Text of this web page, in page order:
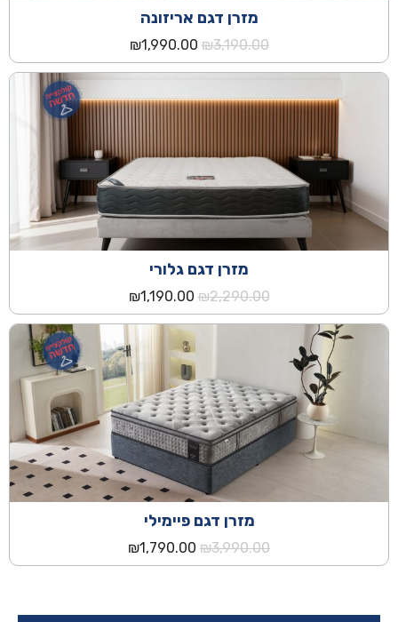
מזרן דגם אריזונה
₪3,190.00
המחיר
המקורי
היה:
₪3,190.00.
₪1,990.00
הנוכחי
הוא:
₪1,990.00.
מזרן דגם גלורי
₪2,290.00
המחיר
המקורי
היה:
₪2,290.00.
₪1,190.00
הנוכחי
הוא:
₪1,190.00.
מזרן דגם פיימילי
₪3,990.00
המחיר
המקורי
₪1,790.00
הנוכחי